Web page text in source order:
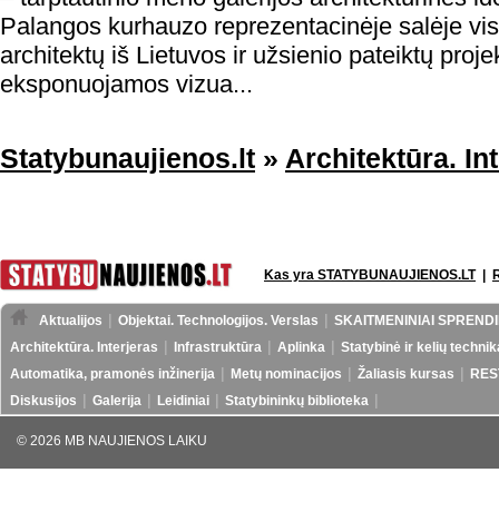
Palangos kurhauzo reprezentacinėje salėje
architektų iš Lietuvos ir užsienio pateiktų
eksponuojamos vizua...
Statybunaujienos.lt » Architektūra.
Kas yra STATYBUNAUJIENOS.LT|
Aktualijos Objektai. Technologijos. Verslas
SKAITMENINIAI
Architektūra. Interjeras
Infrastruktūra Aplinka
Statybinė ir kelių
Automatika, pramonės inžinerija
Metų nominacijos Žaliasis kursas
Diskusijos
Galerija Leidiniai Statybininkų biblioteka
© 2026 MB NAUJIENOS LAIKU